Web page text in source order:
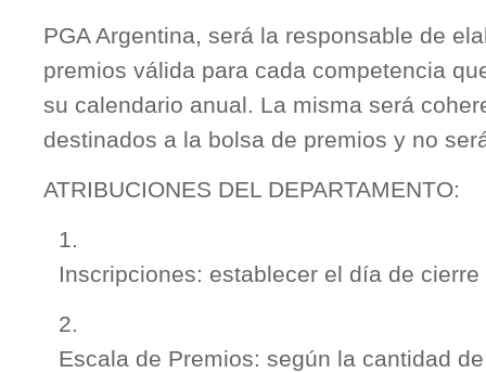
PGA Argentina, será la responsable de
premios válida para cada competencia
su calendario anual. La misma será
destinados a la bolsa de premios y no
ATRIBUCIONES DEL DEPARTAMENTO:
Inscripciones: establecer el día de
Escala de Premios: según la cantidad